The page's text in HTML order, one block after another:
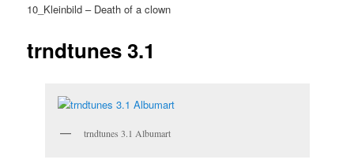
10_Kleinbild – Death of a clown
trndtunes 3.1
trndtunes 3.1 Albumart